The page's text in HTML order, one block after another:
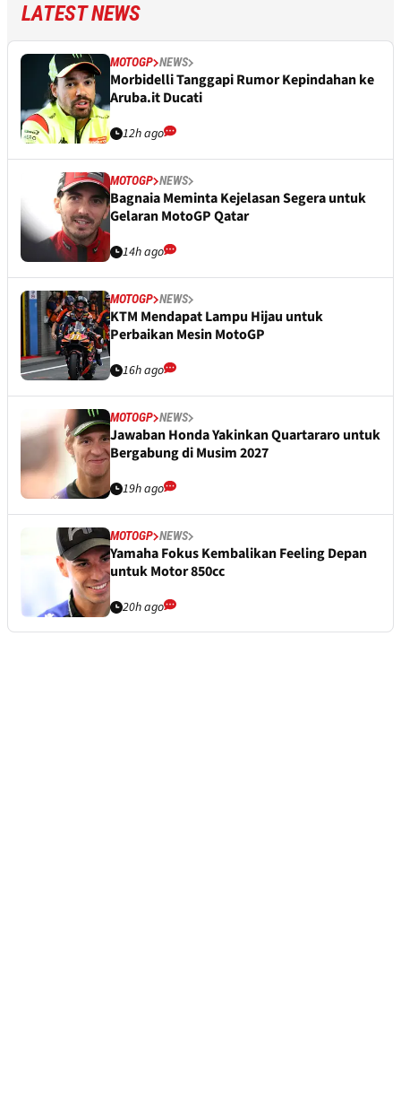
LATEST NEWS
MOTOGP NEWS
Morbidelli Tanggapi Rumor Kepindahan ke
Aruba.it Ducati
12h ago
MOTOGP NEWS
Bagnaia Meminta Kejelasan Segera untuk
Gelaran MotoGP Qatar
14h ago
MOTOGP NEWS
KTM Mendapat Lampu Hijau untuk
Perbaikan Mesin MotoGP
16h ago
MOTOGP NEWS
Jawaban Honda Yakinkan Quartararo untuk
Bergabung di Musim 2027
19h ago
MOTOGP NEWS
Yamaha Fokus Kembalikan Feeling Depan
untuk Motor 850cc
20h ago